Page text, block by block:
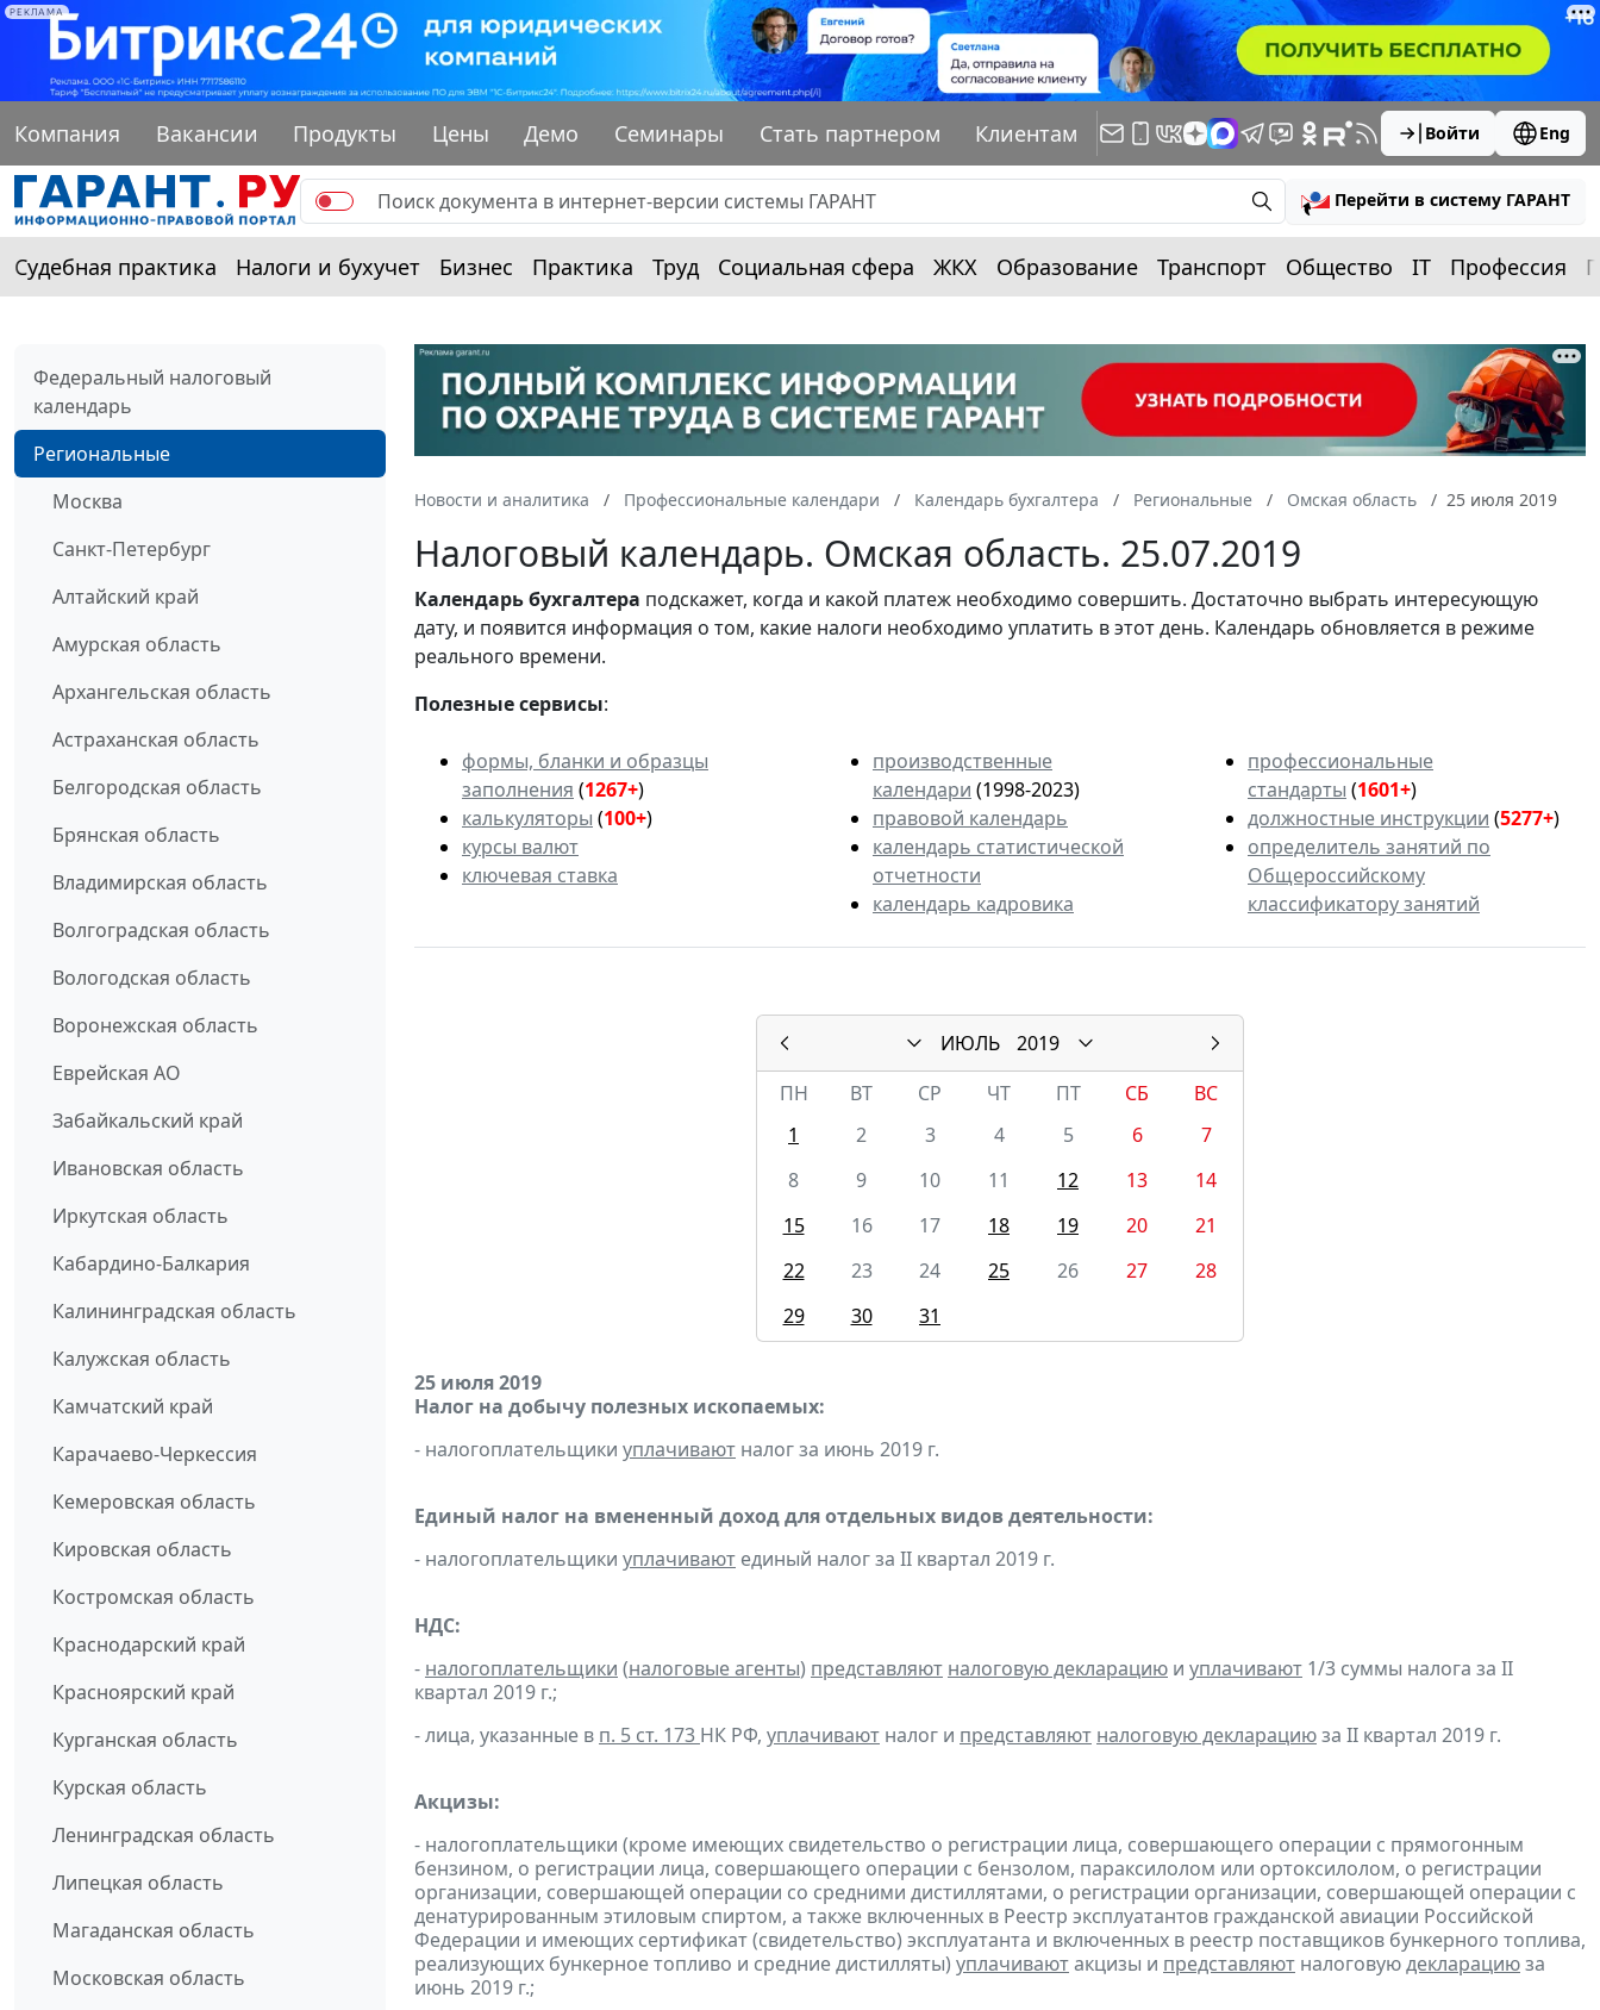
РЕКЛАМА
Компания Вакансии Продукты Цены Демо Семинары Стать партнером Клиентам Войти Eng
Перейти в систему ГАРАНТ
Судебная практика Налоги и бухучет Бизнес Практика Труд Социальная сфера ЖКХ Образование Транспорт Общество IT Профессия
Федеральный налоговый
календарь
Региональные
Москва
Санкт-Петербург
Алтайский край
Амурская область
Архангельская область
Астраханская область
Белгородская область
Брянская область
Владимирская область
Волгоградская область
Вологодская область
Воронежская область
Еврейская АО
Забайкальский край
Ивановская область
Иркутская область
Кабардино-Балкария
Калининградская область
Калужская область
Камчатский край
Карачаево-Черкессия
Кемеровская область
Кировская область
Костромская область
Краснодарский край
Красноярский край
Курганская область
Курская область
Ленинградская область
Липецкая область
Магаданская область
Московская область
Новости и аналитика Профессиональные календари Календарь бухгалтера Региональные Омская область 25 июля 2019
Налоговый календарь. Омская область. 25.07.2019
Календарьбухгалтера подскажет, когда и какой платеж необходимо совершить. Достаточно выбрать интересующую
дату, и появится информация о том, какие налоги необходимо уплатить в этот день. Календарь обновляется в режиме
реального времени.
Полезные сервисы:
формы, бланки и образцы
заполнения (1267+)
калькуляторы (100+)
курсы валют
ключевая ставка
производственные
календари (1998-2023)
правовой календарь
календарь статистической
отчетности
календарь кадровика
профессиональные
стандарты (1601+)
должностные инструкции (5277+)
определитель занятий по
Общероссийскому
классификатору занятий
ИЮЛЬ
2019
ПН
ВТ СР ЧТ ПТ СБ
ВС
1
2 3 4 5 6
7
8
9 10 11 12 13
14
15
16 17 18 19 20
21
22
23 24 25 26 27
28
29
30 31
25 июля 2019
Налог на добычу полезных ископаемых:
- налогоплательщики уплачивают налог за июнь 2019 г.
Единый налог на вмененный доход для отдельных видов деятельности:
- налогоплательщики уплачивают единый налог за II квартал 2019 г.
НДС:
- налогоплательщики (налоговые агенты) представляют налоговую декларацию и уплачивают 1/3 суммы налога за II
квартал 2019 г.;
- лица, указанные в п. 5 ст. 173 НК РФ, уплачивают налог и представляют налоговую декларациюза II квартал 2019 г.
Акцизы:
- налогоплательщики (кроме имеющих свидетельство о регистрации лица, совершающего операции с прямогонным
бензином, о регистрации лица, совершающего операции с бензолом, параксилолом или ортоксилолом, о регистрации
организации, совершающей операции со средними дистиллятами, о регистрации организации, совершающей операции с
денатурированным этиловым спиртом, а также включенных в Реестр эксплуатантов гражданской авиации Российской
Федерации и имеющих сертификат (свидетельство) эксплуатанта и включенных в реестр поставщиков бункерного топлива,
реализующих бункерное топливо и средние дистилляты) уплачиваютакцизы и представляют налоговуюдекларациюза
июнь 2019 г.;